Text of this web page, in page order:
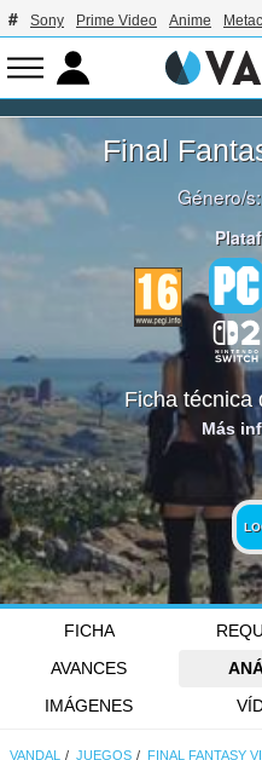
Sony Prime Video Anime
Final
Género/s:
Ficha técnica
Más
FICHA
AVANCES
IMÁGENES
VANDAL JUEGOS FINAL FANTASY